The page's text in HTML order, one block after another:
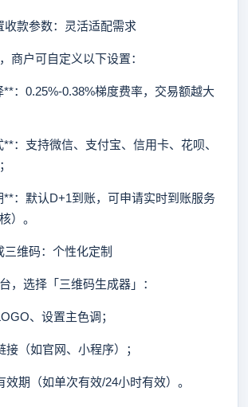
款参数：灵活适配需求
户可自定义以下设置：
0.25%-0.38%梯度费率，交易额越大
支持微信、支付宝、信用卡、花呗、
默认D+1到账，可申请实时到账服务
）。
维码：个性化定制
选择「三维码生成器」：
、设置主色调；
（如官网、小程序）；
期（如单次有效/24小时有效）。